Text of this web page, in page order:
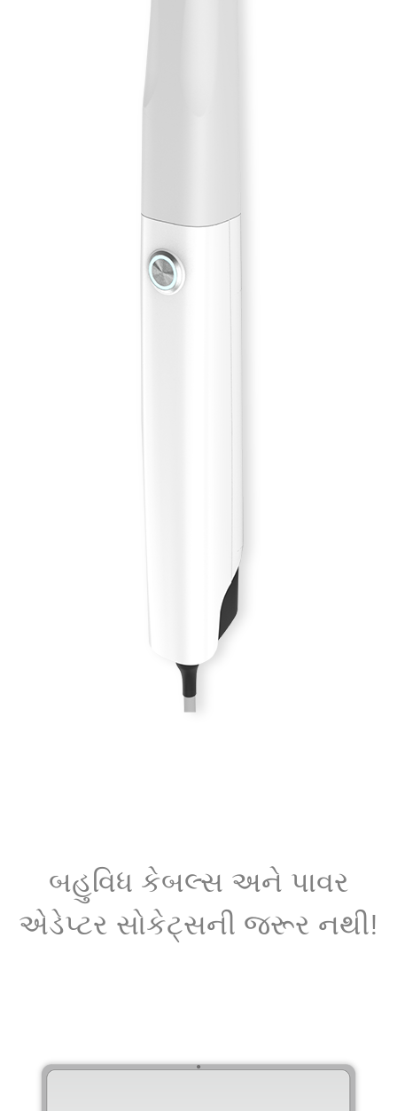
બહુવિધ કેબલ્સ અને પાવર
એડેપ્ટર સોકેટ્સની જરૂર નથી!